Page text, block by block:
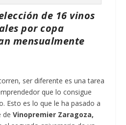
de 16 vinos
por copa
mensualmente
ser diferente es una tarea
que lo consigue
Esto es lo que le ha pasado a
deVinopremier Zaragoza,